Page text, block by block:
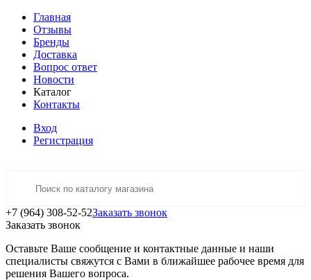
Главная
Отзывы
Бренды
Доставка
Вопрос ответ
Новости
Каталог
Контакты
Вход
Регистрация
+7 (964) 308-52-52Заказать звонок
Заказать звонок
Оставьте Ваше сообщение и контактные данные и наши
специалисты свяжутся с Вами в ближайшее рабочее время для
решения Вашего вопроса.